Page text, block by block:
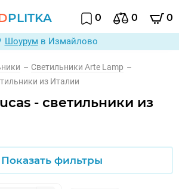
PLITKA 0 0 0
Шоурум в Измайлово
– Светильники Arte Lamp –
из Италии
- светильники из
Показать фильтры